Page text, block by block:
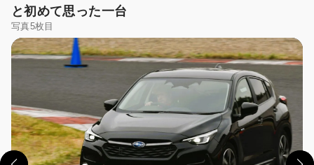
と初めて思った一台
写真5枚目